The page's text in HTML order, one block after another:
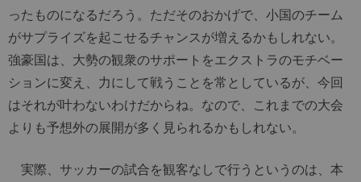
ったものになるだろう。ただそのおかげで、小国のチーム
がサプライズを起こせるチャンスが増えるかもしれない。
強豪国は、大勢の観衆のサポートをエクストラのモチベー
ションに変え、力にして戦うことを常としているが、今回
はそれが叶わないわけだからね。なので、これまでの大会
よりも予想外の展開が多く見られるかもしれない。
実際、サッカーの試合を観客なしで行うというのは、本